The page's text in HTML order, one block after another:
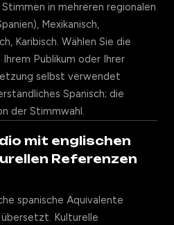
in mehreren regionalen
Mexikanisch,
Karibisch. Wählen Sie die
Publikum oder Ihrer
selbst verwendet
Spanisch; die
der Stimmwahl.
mit englischen
Referenzen
spanische Äquivalente
Kulturelle